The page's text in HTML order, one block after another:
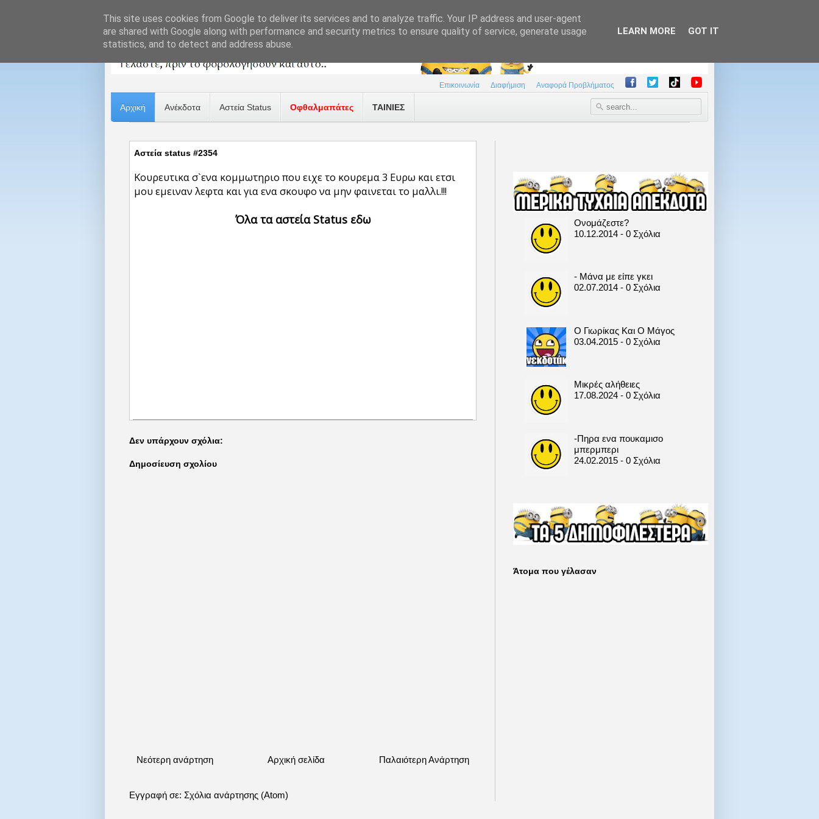
Επικοινωνία Διαφήμιση Αναφορά Προβλήματος
Αρχική Ανέκδοτα Αστεία Status Οφθαλμαπάτες ΤΑΙΝΙΕΣ
Αστεία status #2354
Κουρευτικα σ`ενα κομμωτηριο που ειχε το κουρεμα 3 Ευρω και ετσι
μου εμειναν λεφτα και για ενα σκουφο να μην φαινεται το μαλλι.!!!
Όλα τα αστεία Status εδω
Δεν υπάρχουν σχόλια:
Δημοσίευση σχολίου
Νεότερη ανάρτηση Παλαιότερη Ανάρτηση
Αρχική σελίδα
Εγγραφή σε: Σχόλια ανάρτησης (Atom)
Ονομάζεστε?
10.12.2014 - 0 Σχόλια
- Μάνα με είπε γκει
02.07.2014 - 0 Σχόλια
Ο Γιωρίκας Και Ο Μάγος
03.04.2015 - 0 Σχόλια
Μικρές αλήθειες
17.08.2024 - 0 Σχόλια
-Πηρα ενα πουκαμισο
μπερμπερι
24.02.2015 - 0 Σχόλια
Άτομα που γέλασαν
This site uses cookies from Google to deliver its services and to analyze traffic. Your IP address and user-agent
are shared with Google along with performance and security metrics to ensure quality of service, generate usage
statistics, and to detect and address abuse.
LEARN MORE GOT IT